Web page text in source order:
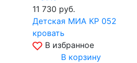
11 730 руб.
Детская МИА КР 052
кровать
В избранное
В корзину